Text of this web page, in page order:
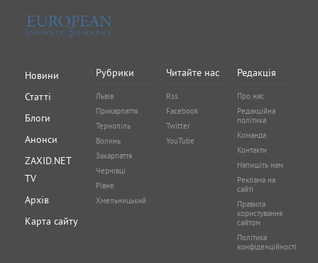
Новини
Статті
Блоги
Анонси
ZAXID.NET
TV
Архів
Карта сайту
Рубрики
Львів
Прикарпаття
Тернопіль
Волинь
Закарпаття
Чернівці
Рівне
Хмельницький
Читайте нас
Rss
Facebook
Twitter
YouTube
Редакція
Про нас
Редакційна
політика
Команда
Контакти
Напишіть нам
Реклама на
сайті
Правила
користування
сайтом
Політика
конфіденційності